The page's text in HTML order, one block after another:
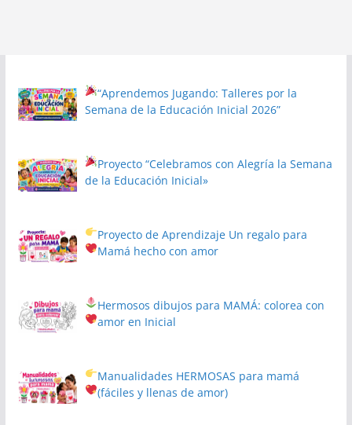
“Aprendemos Jugando: Talleres por la
Semana de la Educación Inicial 2026”
Proyecto“Celebramos con Alegría la Semana
de la Educación Inicial»
Proyecto de Aprendizaje Un regalo para
Mamá hecho con amor
Hermosos dibujos para MAMÁ: colorea con
amor en Inicial
Manualidades HERMOSAS para mamá
(fáciles y llenas de amor)